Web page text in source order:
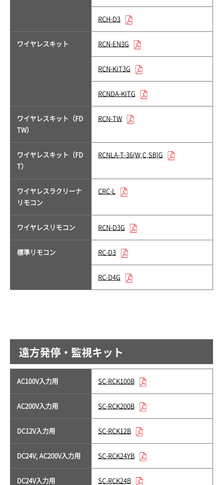
RCH-D3
ワイヤレスキット RCN-EN3G
RCN-KIT3G
RCNDA-KITG
ワイヤレスキット（FD
TW）
RCN-TW
ワイヤレスキット（FD
T）
RCNLA-T-36(W,C,SB)G
ワイヤレスラクリーナ
リモコン
CRC-L
ワイヤレスリモコン RCN-D3G
標準リモコン RC-D3
RC-D4G
遠方発停・監視キット
AC100V入力用 SC-RCK100B
AC200V入力用 SC-RCK200B
DC12V入力用 SC-RCK12B
DC24V, AC200V入力用 SC-RCK24YB
DC24V入力用 SC-RCK24B